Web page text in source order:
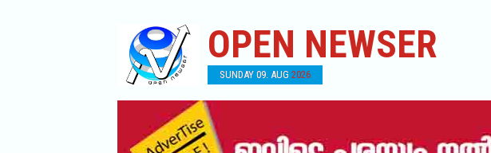
OPEN NEWSER
SUNDAY 09. AUG 2026